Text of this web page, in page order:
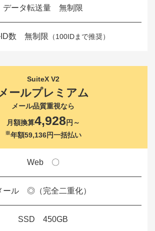
データ転送量 無制限
ID数 無制限 （100IDまで推奨）
SuiteX V2
ールプレミアム
メール品質重視なら
月額換算4,928 円～
※年額59,136円一括払い
Web 〇
ール ◎（完全二重化）
SSD 450GB